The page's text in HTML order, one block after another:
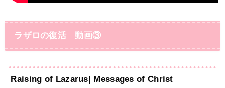
ラザロの復活 動画③
Raising of Lazarus| Messages of Christ